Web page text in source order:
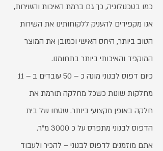
כמו בטכנולוגיה, כך גם ברמת האיכות והשירות,
אנו מקפידים להעניק ללקוחותינו את השירות
הטוב ביותר, היחס האישי וכמובן את המוצר
המוקפד והאיכותי ביותר בתחומנו.
כיום דפוס לבנוני מונה כ – 50 עובדים ב – 11
מחלקות שונות כשכל מחלקה תורמת את
חלקה באופן מקצועי ביותר. שטחו של בית
הדפוס לבנוני מתפרס על כ 3000 מ"ר.
אתם מוזמנים לדפוס לבנוני – להכיר ולעבוד